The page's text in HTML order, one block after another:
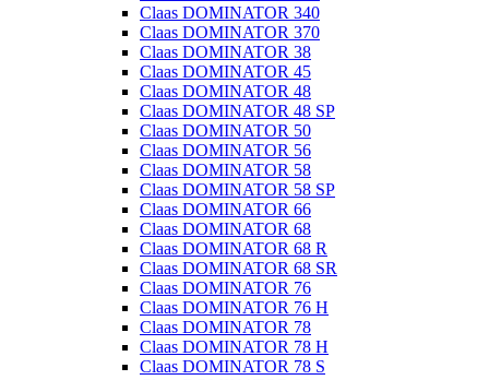
Claas DOMINATOR 340
Claas DOMINATOR 370
Claas DOMINATOR 38
Claas DOMINATOR 45
Claas DOMINATOR 48
Claas DOMINATOR 48 SP
Claas DOMINATOR 50
Claas DOMINATOR 56
Claas DOMINATOR 58
Claas DOMINATOR 58 SP
Claas DOMINATOR 66
Claas DOMINATOR 68
Claas DOMINATOR 68 R
Claas DOMINATOR 68 SR
Claas DOMINATOR 76
Claas DOMINATOR 76 H
Claas DOMINATOR 78
Claas DOMINATOR 78 H
Claas DOMINATOR 78 S